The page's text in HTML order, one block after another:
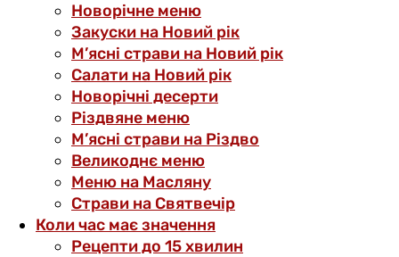
Новорічне меню
Закуски на Новий рік
М’ясні страви на Новий рік
Салати на Новий рік
Новорічні десерти
Різдвяне меню
М’ясні страви на Різдво
Великоднє меню
Меню на Масляну
Страви на Святвечір
Коли час має значення
Рецепти до 15 хвилин